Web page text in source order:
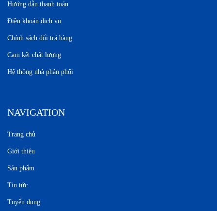
Hướng dẫn thanh toán
Điều khoản dịch vụ
Chính sách đổi trả hàng
Cam kết chất lượng
Hệ thống nhà phân phối
NAVIGATION
Trang chủ
Giới thiệu
Sản phẩm
Tin tức
Tuyển dụng